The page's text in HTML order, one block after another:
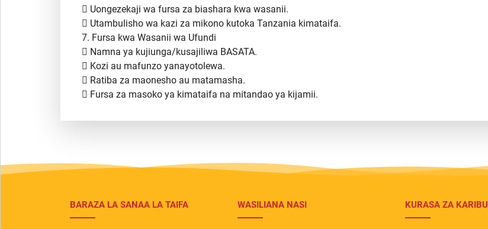
 Uongezekaji wa fursa za biashara kwa wasanii.
 Utambulisho wa kazi za mikono kutoka Tanzania kimataifa.
7. Fursa kwa Wasanii wa Ufundi
 Namna ya kujiunga/kusajiliwa BASATA.
 Kozi au mafunzo yanayotolewa.
 Ratiba za maonesho au matamasha.
 Fursa za masoko ya kimataifa na mitandao ya kijamii.
BARAZA LA SANAA LA TAIFA WASILIANA NASI KURASA ZA KARIBU